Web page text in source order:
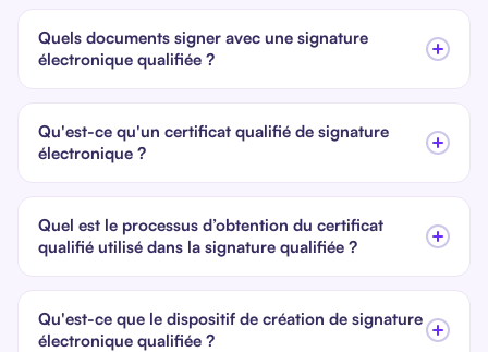
Quels documents signer avec une signature
électronique qualifiée ?
Qu'est-ce qu'un certificat qualifié de signature
électronique ?
Quel est le processus d’obtention du certificat
qualifié utilisé dans la signature qualifiée ?
Qu'est-ce que le dispositif de création de signature
électronique qualifiée ?